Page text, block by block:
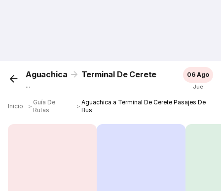
Aguachica Terminal De Cerete
...
06 Ago
Jue
Inicio ＞
Guía De
Rutas
＞
Aguachica a Terminal De Cerete Pasajes De
Bus